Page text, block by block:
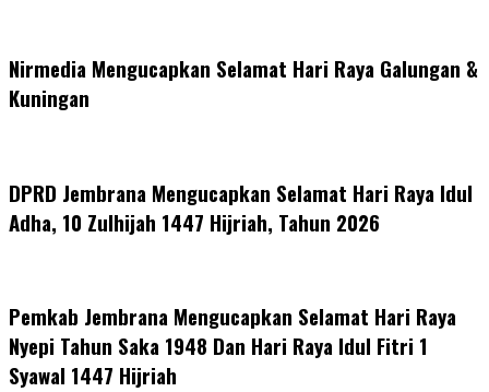
Nirmedia Mengucapkan Selamat Hari Raya Galungan &
Kuningan
DPRD Jembrana Mengucapkan Selamat Hari Raya Idul
Adha, 10 Zulhijah 1447 Hijriah, Tahun 2026
Pemkab Jembrana Mengucapkan Selamat Hari Raya
Nyepi Tahun Saka 1948 Dan Hari Raya Idul Fitri 1
Syawal 1447 Hijriah